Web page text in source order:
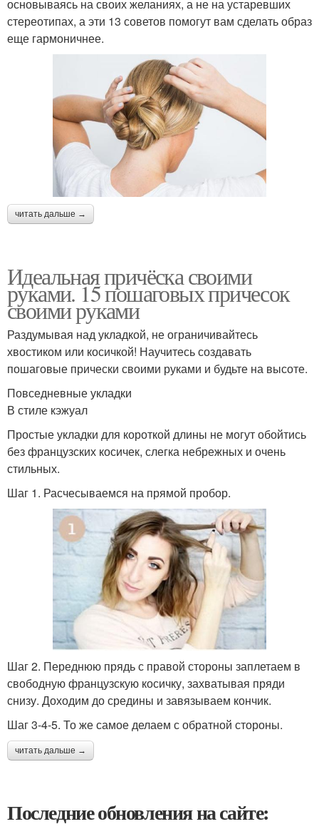
основываясь на своих желаниях, а не на устаревших
стереотипах, а эти 13 советов помогут вам сделать образ
еще гармоничнее.
читать дальше →
Идеальная причёска своими
руками. 15 пошаговых причесок
своими руками
Раздумывая над укладкой, не ограничивайтесь
хвостиком или косичкой! Научитесь создавать
пошаговые прически своими руками и будьте на высоте.
Повседневные укладки
В стиле кэжуал
Простые укладки для короткой длины не могут обойтись
без французских косичек, слегка небрежных и очень
стильных.
Шаг 1. Расчесываемся на прямой пробор.
Шаг 2. Переднюю прядь с правой стороны заплетаем в
свободную французскую косичку, захватывая пряди
снизу. Доходим до средины и завязываем кончик.
Шаг 3-4-5. То же самое делаем с обратной стороны.
читать дальше →
Последние обновления на сайте: